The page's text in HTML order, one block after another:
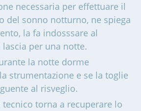
necessaria per effettuare il
del sonno notturno, ne spiega
la fa indosssare al
lascia per una notte.
la notte dorme
strumentazione e se la toglie
al risveglio.
torna a recuperare lo